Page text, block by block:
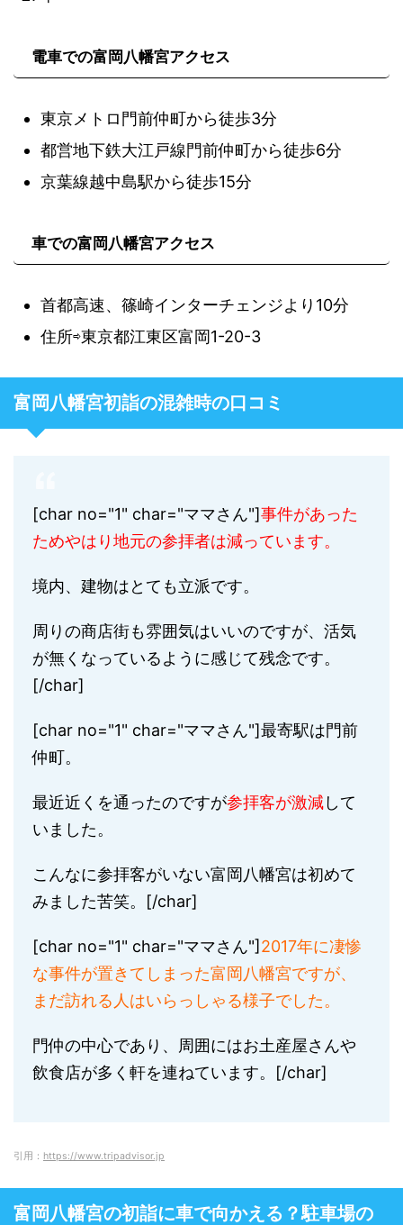
電車での富岡八幡宮アクセス
東京メトロ門前仲町から徒歩3分
都営地下鉄大江戸線門前仲町から徒歩6分
京葉線越中島駅から徒歩15分
車での富岡八幡宮アクセス
首都高速、篠崎インターチェンジより10分
住所⇨東京都江東区富岡1-20-3
富岡八幡宮初詣の混雑時の口コミ
[char no="1" char="ママさん"]事件があった
ためやはり地元の参拝者は減っています。
境内、建物はとても立派です。
周りの商店街も雰囲気はいいのですが、活気
が無くなっているように感じて残念です。
[/char]
[char no="1" char="ママさん"]最寄駅は門前
仲町。
最近近くを通ったのですが参拝客が激減して
いました。
こんなに参拝客がいない富岡八幡宮は初めて
みました苦笑。[/char]
[char no="1" char="ママさん"] 2017年に凄惨
な事件が置きてしまった富岡八幡宮ですが、
まだ訪れる人はいらっしゃる様子でした。
門仲の中心であり、周囲にはお土産屋さんや
飲食店が多く軒を連ねています。[/char]
引用： https://www.tripadvisor.jp
富岡八幡宮の初詣に車で向かえる？駐車場の